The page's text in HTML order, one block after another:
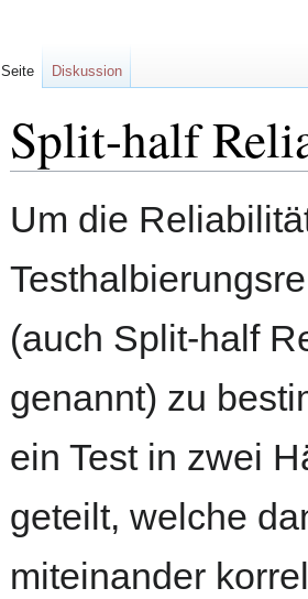
Split-half
Navigation
Suche
Um die
(auch Split-half
genannt) zu
ein Test in zwei
geteilt, welche
miteinander
Seite Diskussion